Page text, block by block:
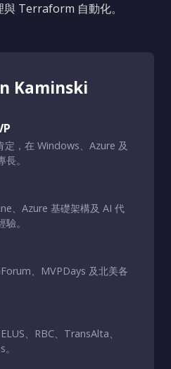
Terraform 自動化。
Kaminski
定，在 Windows、Azure 及
。
、Azure 基礎架構及 AI 代
。
、MVPDays 及北美各
、RBC、TransAlta、